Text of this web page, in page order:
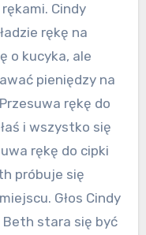
Cindy
rękę na
o kucyka, ale
pieniędzy na
rękę do
i wszystko się
rękę do cipki
próbuje się
Głos Cindy
Beth stara się być